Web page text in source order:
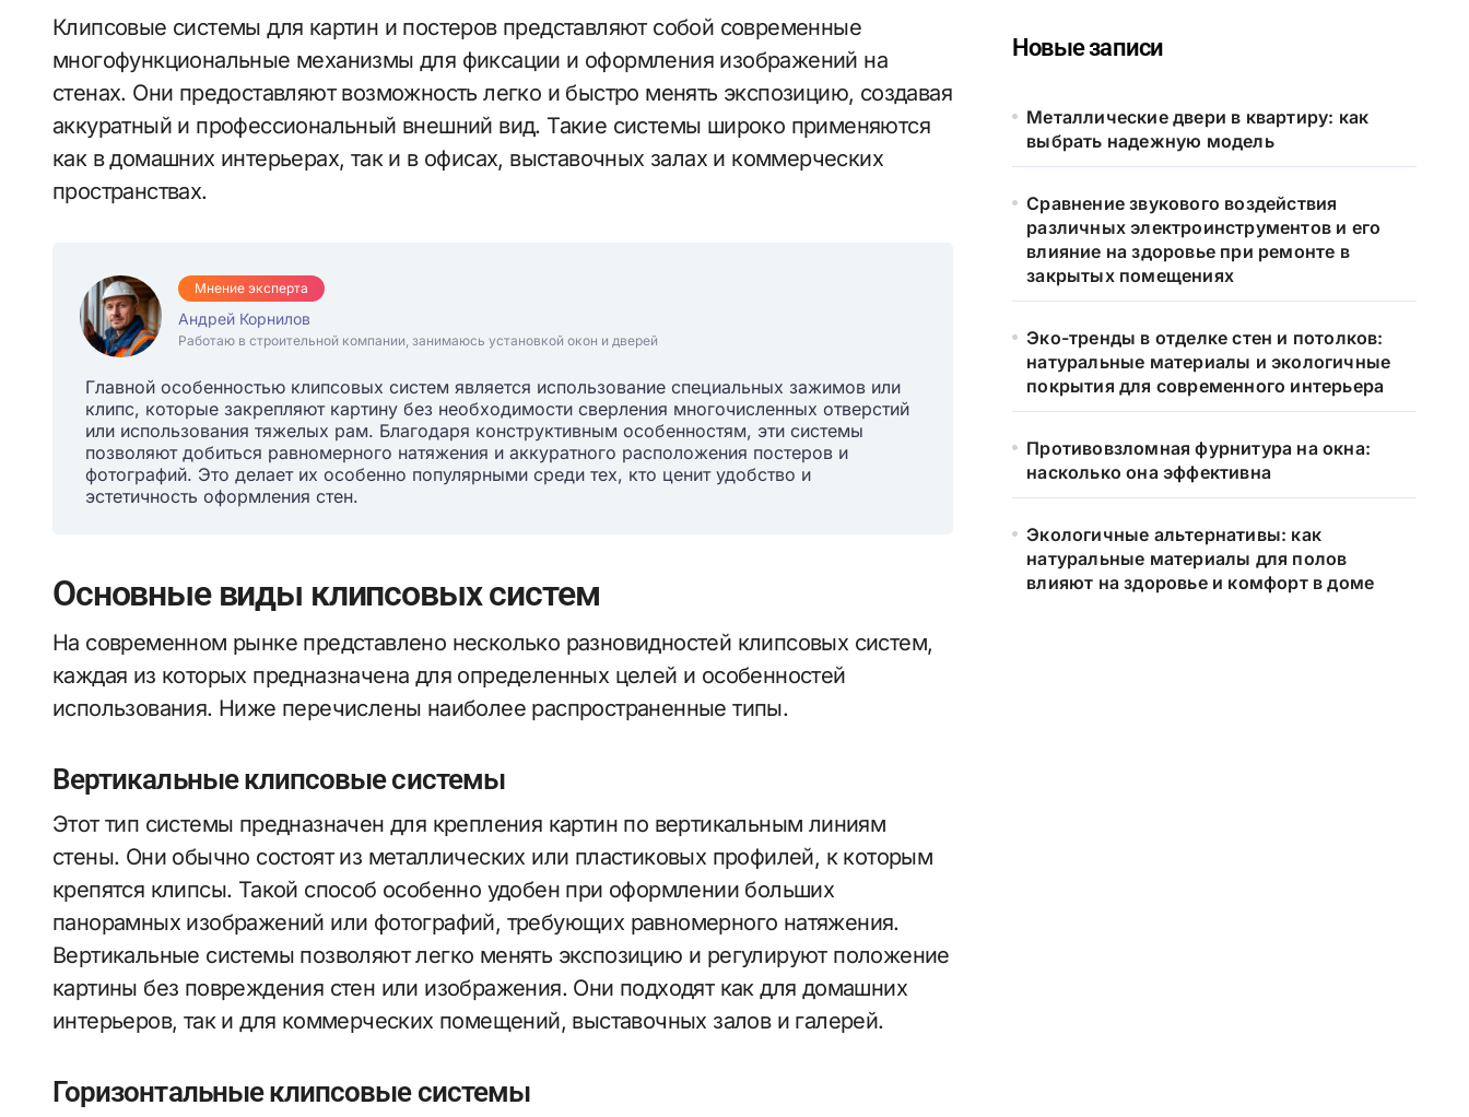
Клипсовые системы для картин и постеров представляют собой современные
многофункциональные механизмы для фиксации и оформления изображений на
стенах. Они предоставляют возможность легко и быстро менять экспозицию, создавая
аккуратный и профессиональный внешний вид. Такие системы широко применяются
как в домашних интерьерах, так и в офисах, выставочных залах и коммерческих
пространствах.
Мнение эксперта
Андрей Корнилов
Работаю в строительной компании, занимаюсь установкой окон и дверей
Главной особенностью клипсовых систем является использование специальных зажимов или
клипс, которые закрепляют картину без необходимости сверления многочисленных отверстий
или использования тяжелых рам. Благодаря конструктивным особенностям, эти системы
позволяют добиться равномерного натяжения и аккуратного расположения постеров и
фотографий. Это делает их особенно популярными среди тех, кто ценит удобство и
эстетичность оформления стен.
Основные виды клипсовых систем
На современном рынке представлено несколько разновидностей клипсовых систем,
каждая из которых предназначена для определенных целей и особенностей
использования. Ниже перечислены наиболее распространенные типы.
Вертикальные клипсовые системы
Этот тип системы предназначен для крепления картин по вертикальным линиям
стены. Они обычно состоят из металлических или пластиковых профилей, к которым
крепятся клипсы. Такой способ особенно удобен при оформлении больших
панорамных изображений или фотографий, требующих равномерного натяжения.
Вертикальные системы позволяют легко менять экспозицию и регулируют положение
картины без повреждения стен или изображения. Они подходят как для домашних
интерьеров, так и для коммерческих помещений, выставочных залов и галерей.
Горизонтальные клипсовые системы
Новые записи
Металлические двери в квартиру: как
выбрать надежную модель
Сравнение звукового воздействия
различных электроинструментов и его
влияние на здоровье при ремонте в
закрытых помещениях
Эко-тренды в отделке стен и потолков:
натуральные материалы и экологичные
покрытия для современного интерьера
Противовзломная фурнитура на окна:
насколько она эффективна
Экологичные альтернативы: как
натуральные материалы для полов
влияют на здоровье и комфорт в доме